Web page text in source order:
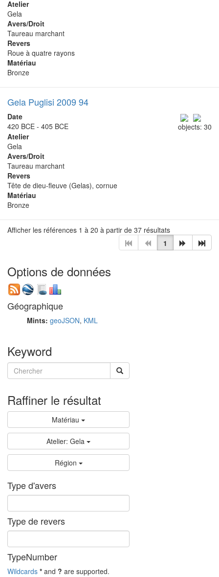
Atelier
Gela
Avers/Droit
Taureau marchant
Revers
Roue à quatre rayons
Matériau
Bronze
Gela Puglisi 2009 94
objects: 30
Date
420 BCE - 405 BCE
Atelier
Gela
Avers/Droit
Taureau marchant
Revers
Tête de dieu-fleuve (Gelas), cornue
Matériau
Bronze
Afficher les références 1 à 20 à partir de 37 résultats
1
Options de données
Géographique
Mints: geoJSON, KML
Keyword
Raffiner le résultat
Matériau
Atelier: Gela
Région
Type d'avers
Type de revers
TypeNumber
Wildcards * and ? are supported.